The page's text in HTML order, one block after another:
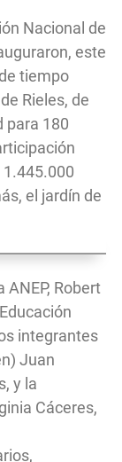
Nacional de
este
tiempo
Rieles, de
para 180
el jardín de
Robert
integrantes
Juan
y la
Cáceres,